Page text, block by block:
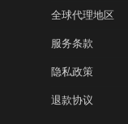
全球代理地区
服务条款
隐私政策
退款协议